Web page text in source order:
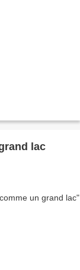
lac